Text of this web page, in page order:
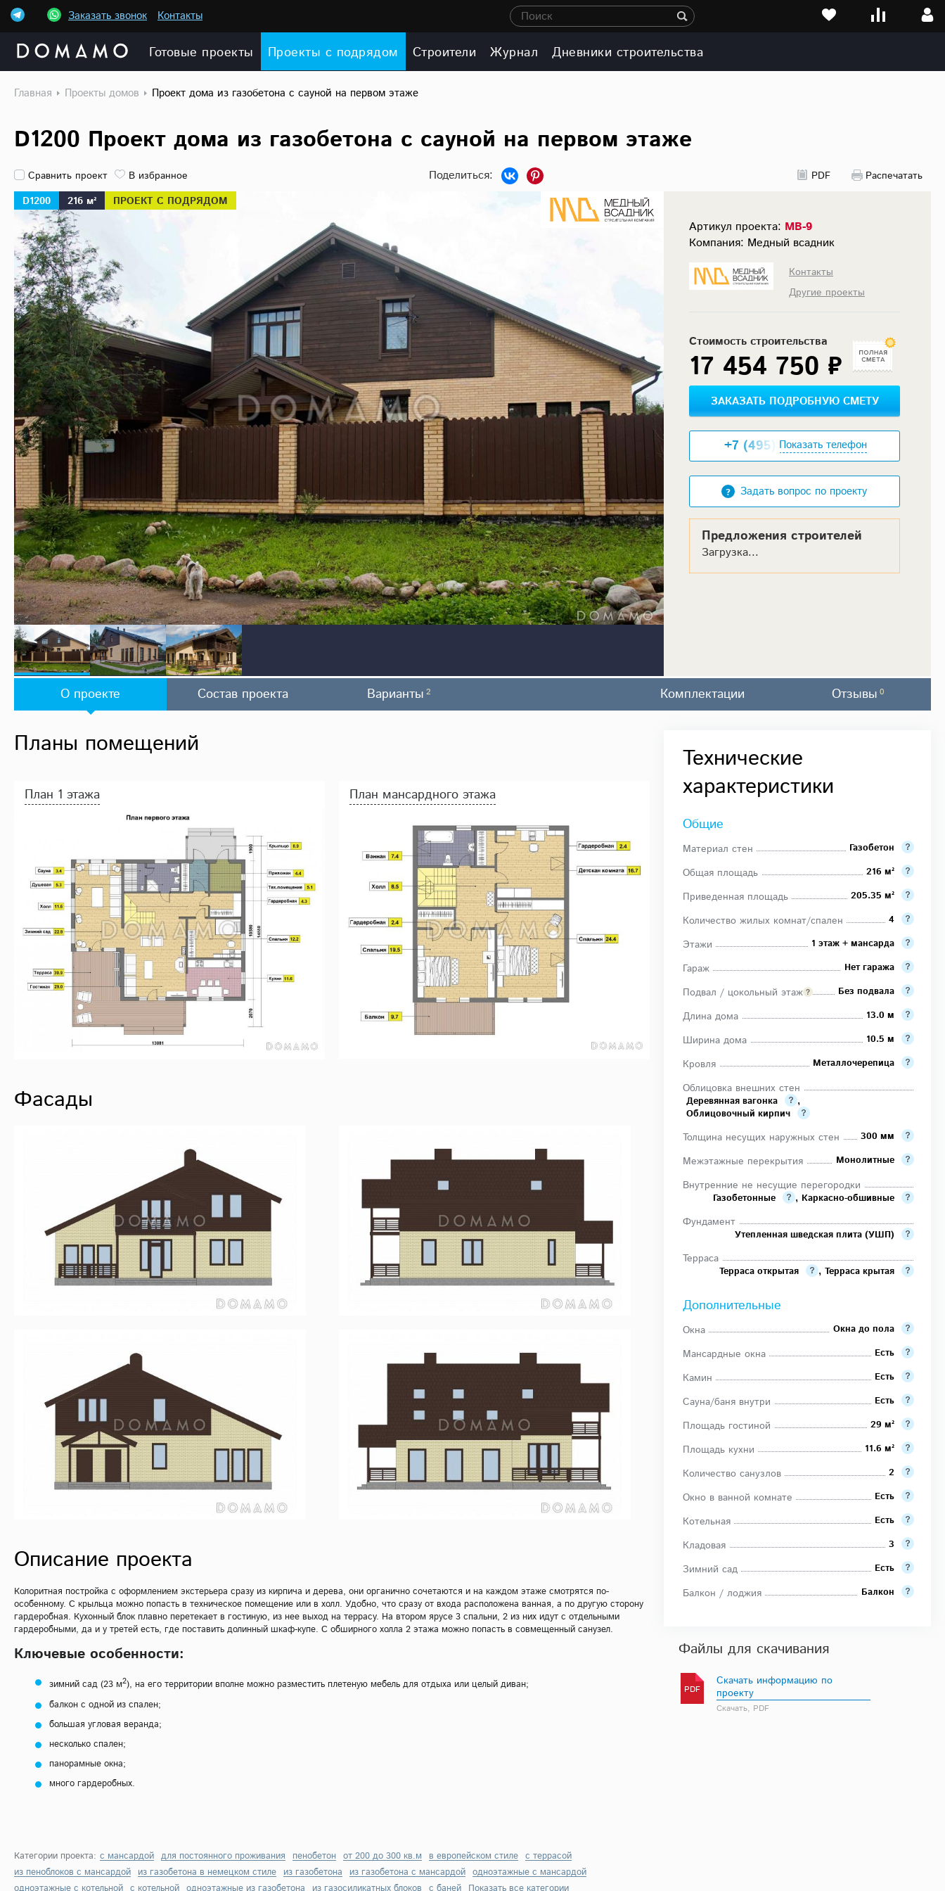
Заказать звонок Контакты Поиск
Готовые проекты Проекты с подрядом Строители Журнал Дневники строительства
Главная Проекты домов Проект дома из газобетона с сауной на первом этаже
D1200 Проект дома из газобетона с сауной на первом этаже
Сравнить проект В избранное PDF
Распечатать
D1200
216 м² ПРОЕКТ С ПОДРЯДОМ
Артикул проекта: МВ-9
Компания: Медный всадник
Контакты
Другие проекты
Стоимость строительства
17 454 750 ₽
ЗАКАЗАТЬ ПОДРОБНУЮ СМЕТУ
+7 (495) XXX-XX-XX
Показать телефон
Задать вопрос по проекту
Предложения строителей
Загрузка...
О проекте Состав проекта Варианты 2 Комплектации Отзывы 0
Технические
характеристики
Общие
Материал стен Газобетон
Общая площадь 216 м²
Приведенная площадь 205.35 м²
Количество жилых комнат/спален 4
Этажи 1 этаж + мансарда
Гараж Нет гаража
Подвал / цокольный этаж Без подвала
Длина дома 13.0 м
Ширина дома 10.5 м
Кровля Металлочерепица
Облицовка внешних стен
Деревянная вагонка
,
Облицовочный кирпич
Толщина несущих наружных стен 300 мм
Межэтажные перекрытия Монолитные
Внутренние не несущие перегородки
Газобетонные , Каркасно-обшивные
Фундамент
Утепленная шведская плита (УШП)
Терраса
Терраса открытая , Терраса крытая
Дополнительные
Окна Окна до пола
Мансардные окна Есть
Камин Есть
Сауна/баня внутри Есть
Площадь гостиной 29 м²
Площадь кухни 11.6 м²
Количество санузлов 2
Окно в ванной комнате Есть
Котельная Есть
Кладовая 3
Зимний сад Есть
Балкон / лоджия Балкон
Файлы для скачивания
PDF
Скачать информацию по
проекту
Скачать, PDF
Планы помещений
План 1 этажа План мансардного этажа
Фасады
Описание проекта
Колоритная постройка с оформлением экстерьера сразу из кирпича и дерева, они органично сочетаются и на каждом этаже смотрятся по-
особенному. С крыльца можно попасть в техническое помещение или в холл. Удобно, что сразу от входа расположена ванная, а по другую сторону
гардеробная. Кухонный блок плавно перетекает в гостиную, из нее выход на террасу. На втором ярусе 3 спальни, 2 из них идут с отдельными
гардеробными, да и у третей есть, где поставить долинный шкаф-купе. С обширного холла 2 этажа можно попасть в совмещенный санузел.
Ключевые особенности:
зимний сад (23 м2), на его территории вполне можно разместить плетеную мебель для отдыха или целый диван;
балкон с одной из спален;
большая угловая веранда;
несколько спален;
панорамные окна;
много гардеробных.
Категории проекта: с мансардой для постоянного проживания пенобетон от 200 до 300 кв.м в европейском стиле с террасой
из пеноблоков с мансардой из газобетона в немецком стиле из газобетона из газобетона с мансардой одноэтажные с мансардой
одноэтажные с котельной с котельной одноэтажные из газобетона из газосиликатных блоков с баней Показать все категории